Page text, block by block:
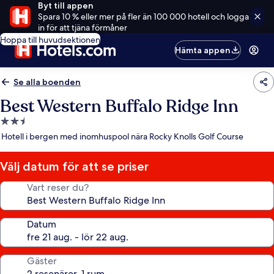
Byt till appen
Spara 10 % eller mer på fler än 100 000 hotell och logga
in för att tjäna förmåner
Hoppa till huvudsektionen
Hämta appen
Se alla boenden
Best Western Buffalo Ridge Inn
2.5-
stjärnigt
Hotell i bergen med inomhuspool nära Rocky Knolls Golf Course
Välj datum för att se priser
Vart reser du?
Datum
Gäster